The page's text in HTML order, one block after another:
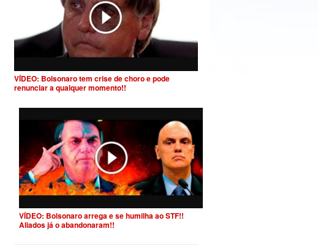
VÍDEO: Bolsonaro tem crise de choro e pode
renunciar a qualquer momento!!
VÍDEO: Bolsonaro arrega e se humilha ao STF!!
Aliados já o abandonaram!!